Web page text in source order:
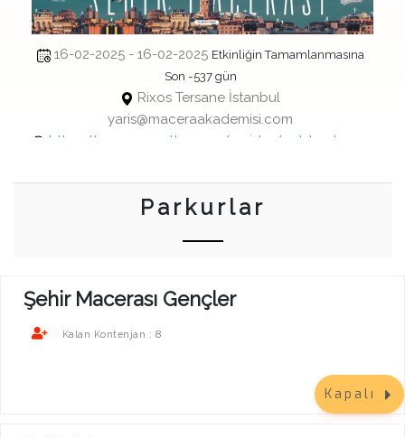
16-02-2025 - 16-02-2025 Etkinliğin Tamamlanmasına
Son -537 gün
Rixos Tersane İstanbul
yaris@maceraakademisi.com
https://mcr-racesetter.com/yarislar/golden-horn-
Parkurlar
Şehir Macerası Gençler
Kalan Kontenjan : 8
Kapalı